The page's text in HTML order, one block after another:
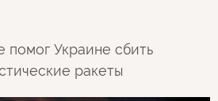
помог Украине сбить
ракеты